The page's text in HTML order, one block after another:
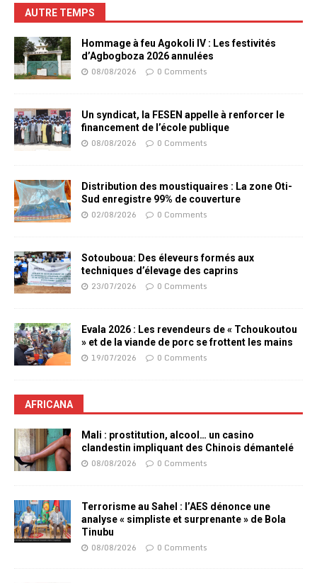
AUTRE TEMPS
Hommage à feu Agokoli IV : Les festivités
d’Agbogboza 2026 annulées
08/08/2026 0 Comments
Un syndicat, la FESEN appelle à renforcer le
financement de l’école publique
08/08/2026 0 Comments
Distribution des moustiquaires : La zone Oti-
Sud enregistre 99% de couverture
02/08/2026 0 Comments
Sotouboua: Des éleveurs formés aux
techniques d’élevage des caprins
23/07/2026 0 Comments
Evala 2026 : Les revendeurs de « Tchoukoutou
» et de la viande de porc se frottent les mains
19/07/2026 0 Comments
AFRICANA
Mali : prostitution, alcool… un casino
clandestin impliquant des Chinois démantelé
08/08/2026 0 Comments
Terrorisme au Sahel : l’AES dénonce une
analyse « simpliste et surprenante » de Bola
Tinubu
08/08/2026 0 Comments